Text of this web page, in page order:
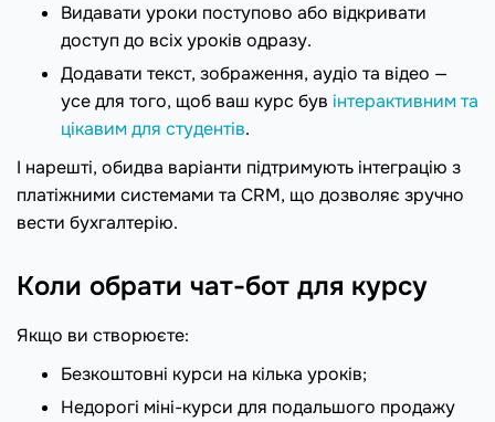
Видавати уроки поступово або відкривати
доступ до всіх уроків одразу.
Додавати текст, зображення, аудіо та відео —
усе для того, щоб ваш курс був інтерактивним та
цікавим для студентів.
І нарешті, обидва варіанти підтримують інтеграцію з
платіжними системами та CRM, що дозволяє зручно
вести бухгалтерію.
Коли обрати чат-бот для курсу
Якщо ви створюєте:
Безкоштовні курси на кілька уроків;
Недорогі міні-курси для подальшого продажу